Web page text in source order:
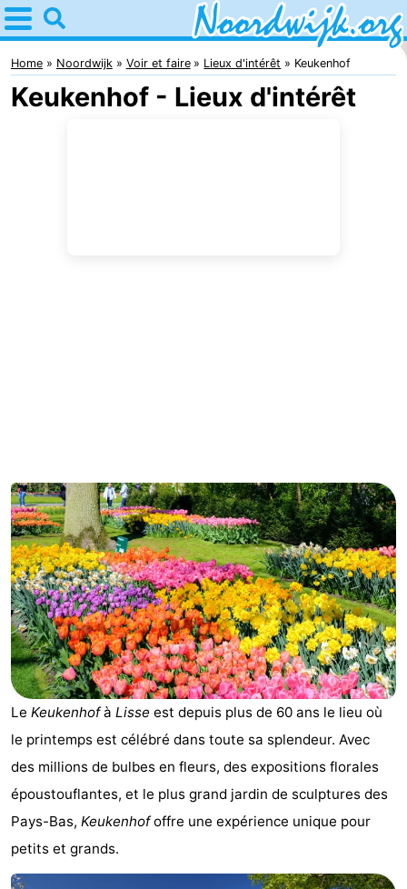
Home
Noordwijk
Astuces
Spar
Noordduinen
Duinresort
Dunimar
-
Noordwijkse
Duinen
-
Parc
du
Soleil
Hôtels
Last
minutes
Plages
Voir
faire
d'intérêt
-
Musées
Monuments
-
Home Noordwijk Voir et faire Lieux d'intérêt Keukenhof
Keukenhof - Lieux d'intérêt
Le Keukenhofà Lisse est depuis plus de 60 ans le lieu où
le printemps est célébré dans toute sa splendeur. Avec
des millions de bulbes en fleurs, des expositions florales
époustouflantes, et le plus grand jardin de sculptures des
Pays-Bas, Keukenhofoffre une expérience unique pour
petits et grands.